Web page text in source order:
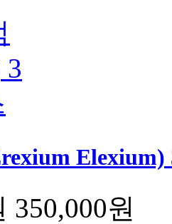
Elexium)
350,000원